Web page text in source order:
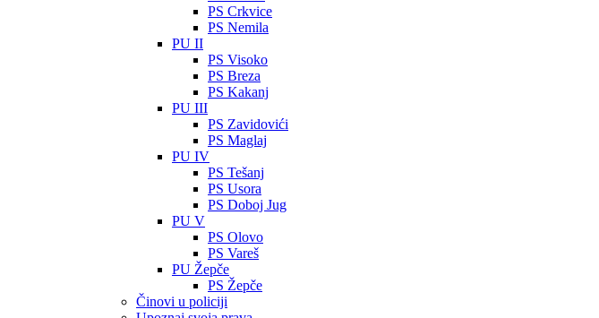
PS Crkvice
PS Nemila
PU II
PS Visoko
PS Breza
PS Kakanj
PU III
PS Zavidovići
PS Maglaj
PU IV
PS Tešanj
PS Usora
PS Doboj Jug
PU V
PS Olovo
PS Vareš
PU Žepče
PS Žepče
Činovi u policiji